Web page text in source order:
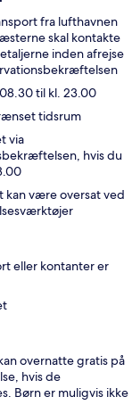
fra lufthavnen
skal kontakte
inden afrejse
til kl. 23.00
tidsrum
via
hvis du
kan være oversat ved
eller kontanter er
overnatte gratis på
hvis de
Børn er muligvis ikke